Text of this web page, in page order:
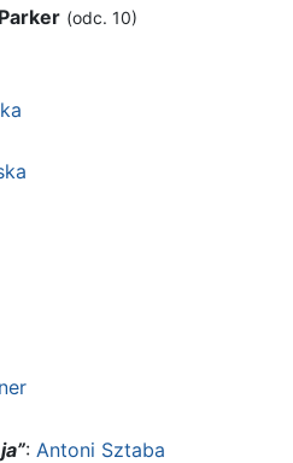
(odc. 10)
: Antoni Sztaba